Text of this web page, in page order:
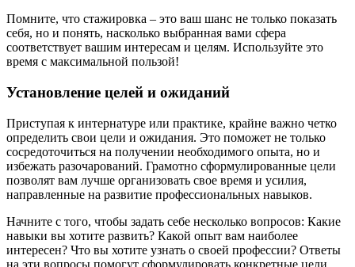
Помните, что стажировка – это ваш шанс не только показать
себя, но и понять, насколько выбранная вами сфера
соответствует вашим интересам и целям. Используйте это
время с максимальной пользой!
Установление целей и ожиданий
Приступая к интернатуре или практике, крайне важно четко
определить свои цели и ожидания. Это поможет не только
сосредоточиться на получении необходимого опыта, но и
избежать разочарований. Грамотно сформулированные цели
позволят вам лучше организовать свое время и усилия,
направленные на развитие профессиональных навыков.
Начните с того, чтобы задать себе несколько вопросов: Какие
навыки вы хотите развить? Какой опыт вам наиболее
интересен? Что вы хотите узнать о своей профессии? Ответы
на эти вопросы помогут сформулировать конкретные цели,